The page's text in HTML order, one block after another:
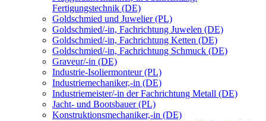
Fertigungstechnik (DE)
Goldschmied und Juwelier (PL)
Goldschmied/-in, Fachrichtung Juwelen (DE)
Goldschmied/-in, Fachrichtung Ketten (DE)
Goldschmied/-in, Fachrichtung Schmuck (DE)
Graveur/-in (DE)
Industrie-Isoliermonteur (PL)
Industriemechaniker,-in (DE)
Industriemeister/-in der Fachrichtung Metall (DE)
Jacht- und Bootsbauer (PL)
Konstruktionsmechaniker,-in (DE)